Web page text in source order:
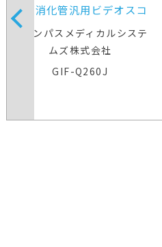
上部消化管汎用ビデオスコ
ープ
オリンパスメディカルシステ
ムズ株式会社
GIF-Q260J